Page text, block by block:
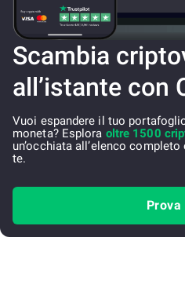
Scambia
all’istante con
Vuoi espandere il tuo
moneta? Esplora oltre 1500
un’occhiata all’elenco
te.
Prova